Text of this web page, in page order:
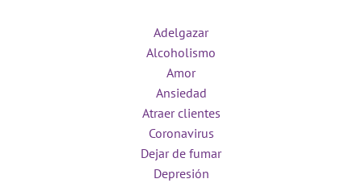
Adelgazar
Alcoholismo
Amor
Ansiedad
Atraer clientes
Coronavirus
Dejar de fumar
Depresión